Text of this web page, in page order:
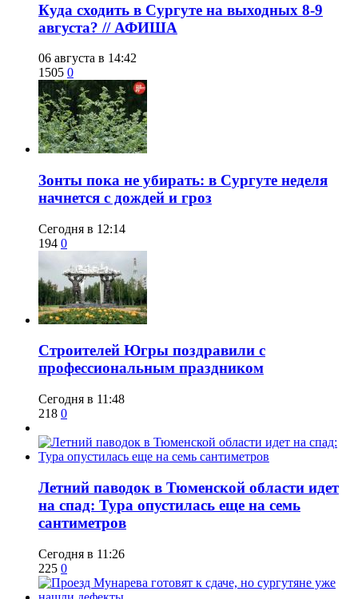
​Куда сходить в Сургуте на выходных 8-9
августа? // АФИША
06 августа в 14:42
1505 0
​Зонты пока не убирать: в Сургуте неделя
начнется с дождей и гроз
Сегодня в 12:14
194 0
​Строителей Югры поздравили с
профессиональным праздником
Сегодня в 11:48
218 0
​Летний паводок в Тюменской области идет
на спад: Тура опустилась еще на семь
сантиметров
Сегодня в 11:26
225 0